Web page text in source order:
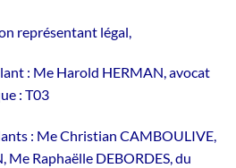
représentant légal,
: Me Harold HERMAN, avocat
: T03
: Me Christian CAMBOULIVE,
Raphaëlle DEBORDES, du